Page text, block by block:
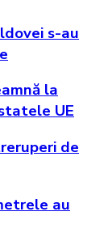
s-au
la
UE
de
au